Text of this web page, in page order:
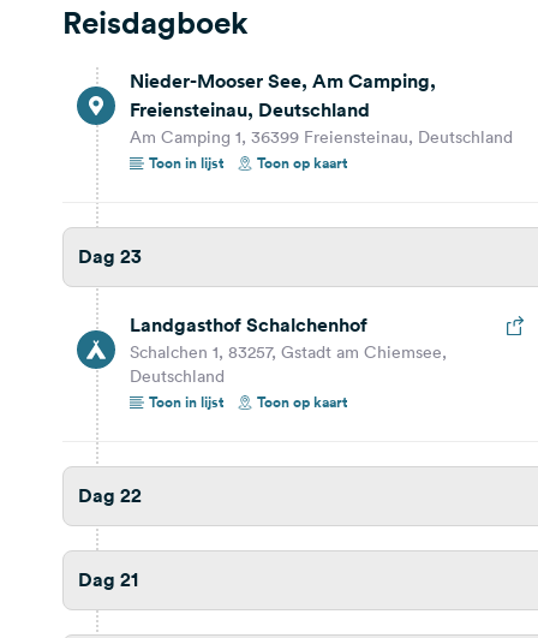
Dag 16
Dag 15
Dag 14
Dag 13
Dag 12
Dag 11
Dag 10
Reisdagboek
Nieder-Mooser See, Am Camping,
Freiensteinau, Deutschland
Am Camping 1, 36399 Freiensteinau, Deutschland
Toon in lijst
Toon op kaart
Dag 23
Landgasthof Schalchenhof
Schalchen 1, 83257, Gstadt am Chiemsee,
Deutschland
Toon in lijst
Toon op kaart
Dag 22
Dag 21